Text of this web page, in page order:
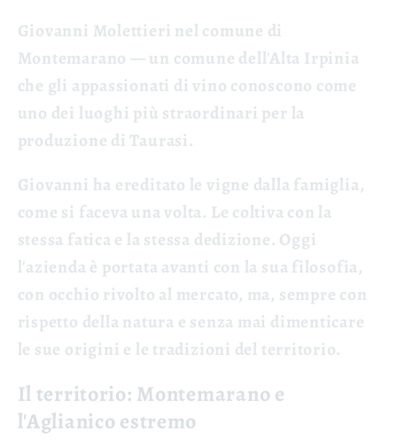
Giovanni Molettieri nel comune di
Montemarano — un comune dell'Alta Irpinia
che gli appassionati di vino conoscono come
uno dei luoghi più straordinari per la
produzione di Taurasi.
Giovanni ha ereditato le vigne dalla famiglia,
come si faceva una volta. Le coltiva con la
stessa fatica e la stessa dedizione. Oggi
l'azienda è portata avanti con la sua filosofia,
con occhio rivolto al mercato, ma, sempre con
rispetto della natura e senza mai dimenticare
le sue origini e le tradizioni del territorio.
Il territorio: Montemarano e
l'Aglianico estremo